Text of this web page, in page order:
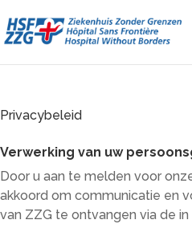
Privacybeleid
Verwerking van uw
Door u aan te melden voor
akkoord om communicatie en
van ZZG te ontvangen via de